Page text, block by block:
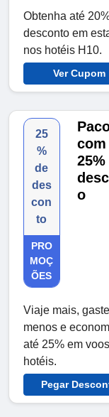
Obtenha até
desconto em
nos hotéis H10.
Ver Cupom
25
%
de
des
con
to
PRO
MOÇ
ÕES
com
25%
o
Viaje mais, gaste
menos e
até 25% em
hotéis.
Pegar